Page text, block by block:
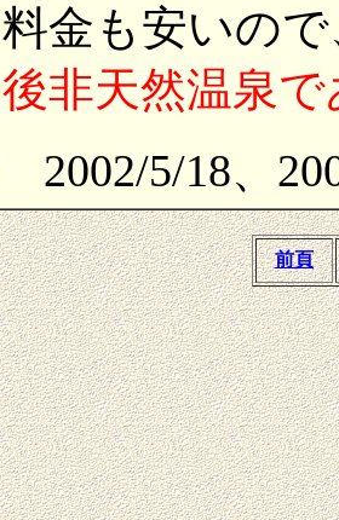
金も安いの
非天然温泉
2002/5/18、
前頁